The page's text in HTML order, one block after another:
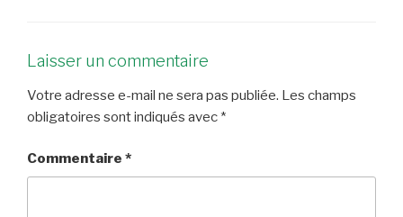
Laisser un commentaire
Votre adresse e-mail ne sera pas publiée. Les champs
obligatoires sont indiqués avec *
Commentaire *